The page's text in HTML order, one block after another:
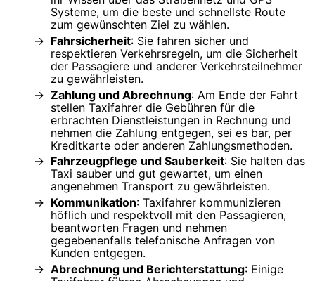
Systeme, um die beste und schnellste Route
zum gewünschten Ziel zu wählen.
Fahrsicherheit: Sie fahren sicher und
respektieren Verkehrsregeln, um die Sicherheit
der Passagiere und anderer Verkehrsteilnehmer
zu gewährleisten.
Zahlung und Abrechnung: Am Ende der Fahrt
stellen Taxifahrer die Gebühren für die
erbrachten Dienstleistungen in Rechnung und
nehmen die Zahlung entgegen, sei es bar, per
Kreditkarte oder anderen Zahlungsmethoden.
Fahrzeugpflege und Sauberkeit: Sie halten das
Taxi sauber und gut gewartet, um einen
angenehmen Transport zu gewährleisten.
Kommunikation: Taxifahrer kommunizieren
höflich und respektvoll mit den Passagieren,
beantworten Fragen und nehmen
gegebenenfalls telefonische Anfragen von
Kunden entgegen.
Abrechnung und Berichterstattung: Einige